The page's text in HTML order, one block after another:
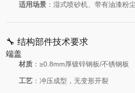
适用场景 ：湿式喷砂机、带有油漆粉
🔧 结构部件技术要求
端盖
材质 ：≥0.8mm厚镀锌钢板/不锈钢板
工艺 ：冲压成型，无变形开裂